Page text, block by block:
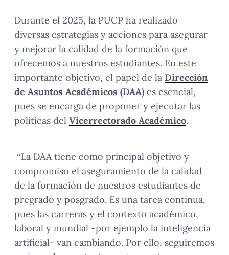
Durante el 2025, la PUCP ha realizado
diversas estrategias y acciones para asegurar
y mejorar la calidad de la formación que
ofrecemos a nuestros estudiantes. En este
importante objetivo, el papel de la Dirección
de Asuntos Académicos (DAA) es esencial,
pues se encarga de proponer y ejecutar las
políticas del Vicerrectorado Académico.
“La DAA tiene como principal objetivo y
compromiso el aseguramiento de la calidad
de la formación de nuestros estudiantes de
pregrado y posgrado. Es una tarea continua,
pues las carreras y el contexto académico,
laboral y mundial -por ejemplo la inteligencia
artificial- van cambiando. Por ello, seguiremos